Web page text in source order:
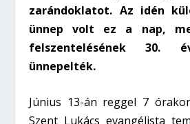
zarándoklatot. Az idén
ünnep volt ez a nap,
felszentelésének 30.
ünnepelték.
Június 13-án reggel 7
Szent Lukács evangélista